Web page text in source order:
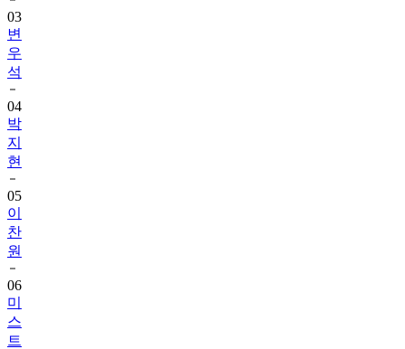
03
변
우
석
04
박
지
현
05
이
찬
원
06
미
스
트